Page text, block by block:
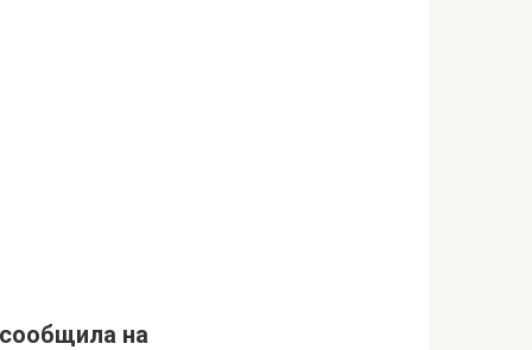
на